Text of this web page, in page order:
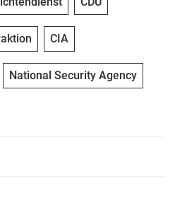
CIA
National Security Agency